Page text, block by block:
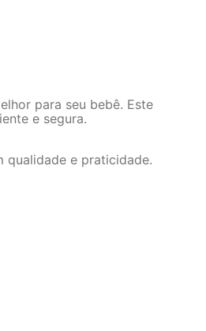
para seu bebê. Este
e segura.
qualidade e praticidade.